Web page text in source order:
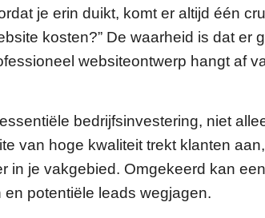
je erin duikt, komt er altijd één
kosten?” De waarheid is dat er
websiteontwerp hangt af
bedrijfsinvestering, niet
van hoge kwaliteit trekt klanten
in je vakgebied. Omgekeerd kan
potentiële leads wegjagen.